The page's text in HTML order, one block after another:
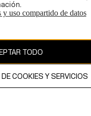
por copyright y es
uso compartido de datos
TODO
COOKIES Y SERVICIOS